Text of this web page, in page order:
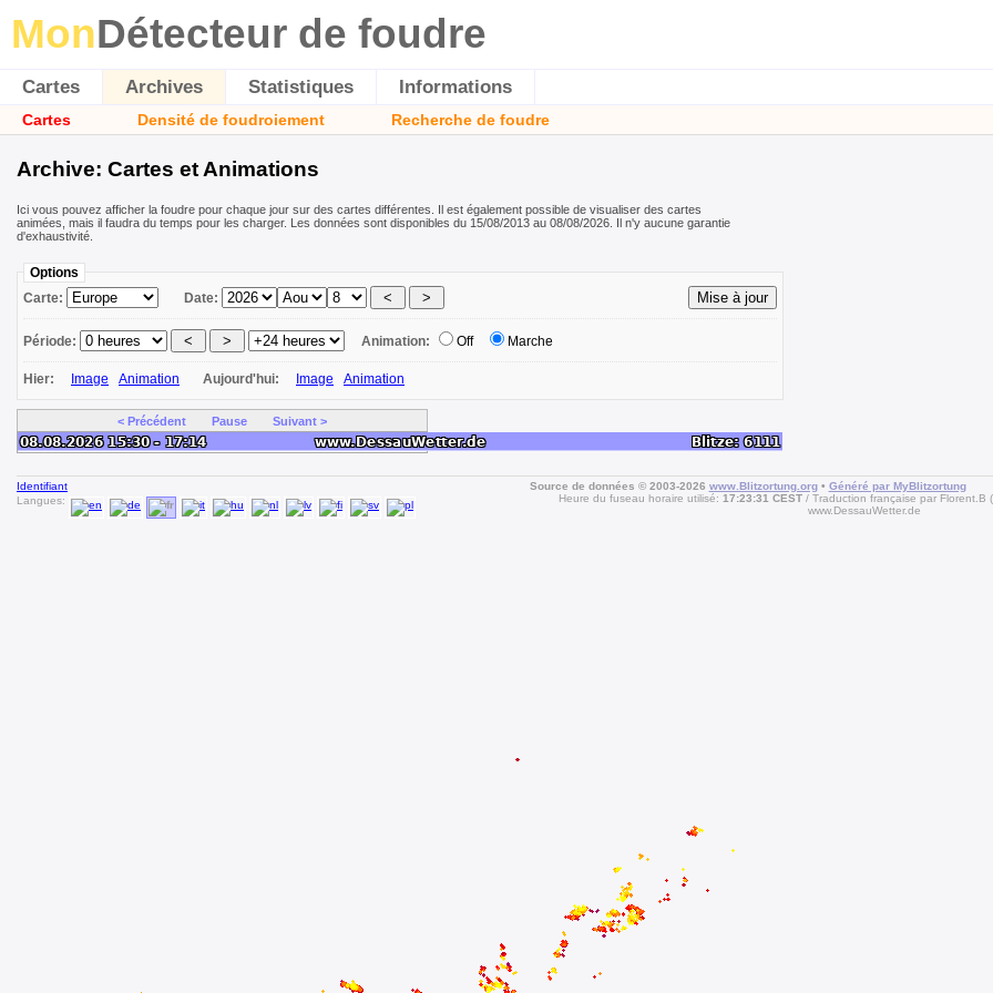
MonDétecteur de foudre
Cartes Archives Statistiques Informations
Cartes Densité de foudroiement Recherche de foudre
Archive: Cartes et Animations
Ici vous pouvez afficher la foudre pour chaque jour sur des cartes différentes. Il est également possible de visualiser des cartes
animées, mais il faudra du temps pour les charger. Les données sont disponibles du 15/08/2013 au 08/08/2026. Il n'y aucune garantie
d'exhaustivité.
Options
Carte:
Date:
Période: Animation: Off Marche
Hier: Image Animation Aujourd'hui: Image Animation
< Précédent Pause Suivant >
Identifiant
Langues:
Source de données © 2003-2026 www.Blitzortung.org• Généré par MyBlitzortung
Heure du fuseau horaire utilisé: 17:23:31 CEST Traduction française par Florent.B
www.DessauWetter.de